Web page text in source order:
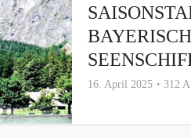
16. April 2025 312